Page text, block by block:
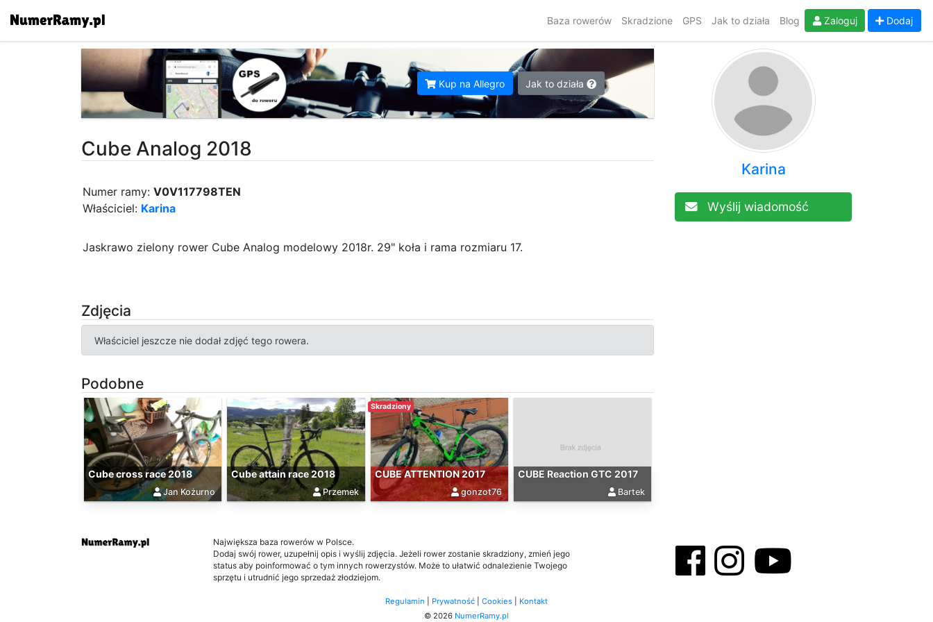
Baza rowerów Skradzione GPS Jak to działa Blog Zaloguj Dodaj
Kup na Allegro Jak to działa
Cube Analog 2018
Numer ramy: V0V117798TEN
Właściciel: Karina
Jaskrawo zielony rower Cube Analog modelowy 2018r. 29" koła i rama rozmiaru 17.
Zdjęcia
Właściciel jeszcze nie dodał zdjęć tego rowera.
Karina
Wyślij wiadomość
Podobne
Cube cross race 2018
Jan Kożurno
Cube attain race 2018
Przemek
Skradziony
CUBE ATTENTION 2017
gonzot76
CUBE Reaction GTC 2017
Bartek
Największa baza rowerów w Polsce.
Dodaj swój rower, uzupełnij opis i wyślij zdjęcia. Jeżeli rower zostanie skradziony, zmień jego
status aby poinformować o tym innych rowerzystów. Może to ułatwić odnalezienie Twojego
sprzętu i utrudnić jego sprzedaż złodziejom.
Regulamin Prywatność Cookies
Kontakt
© 2026 NumerRamy.pl